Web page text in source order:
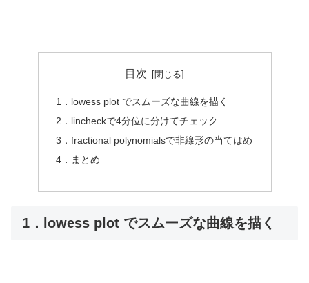
目次
1．lowess plot でスムーズな曲線を描く
2．lincheckで4分位に分けてチェック
3．fractional polynomialsで非線形の当てはめ
4．まとめ
1．lowess plot でスムーズな曲線を描く